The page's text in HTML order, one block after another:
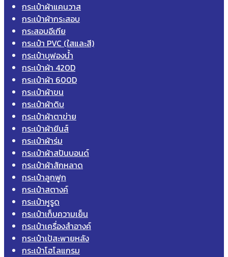
กระเป๋าผ้าแคนวาส
กระเป๋าผ้ากระสอบ
กระสอบอีเกีย
กระเป๋า PVC (ใสและสี)
กระเป๋าบุฟองน้ำ
กระเป๋าผ้า 420D
กระเป๋าผ้า 600D
กระเป๋าผ้าขน
กระเป๋าผ้าดิบ
กระเป๋าผ้าตาข่าย
กระเป๋าผ้ายีนส์
กระเป๋าผ้าร่ม
กระเป๋าผ้าสปันบอนด์
กระเป๋าผ้าสักหลาด
กระเป๋าลูกฟูก
กระเป๋าสตางค์
กระเป๋าหูรูด
กระเป๋าเก็บความเย็น
กระเป๋าเครื่องสำอางค์
กระเป๋าเป้สะพายหลัง
กระเป๋าโฮโลแกรม